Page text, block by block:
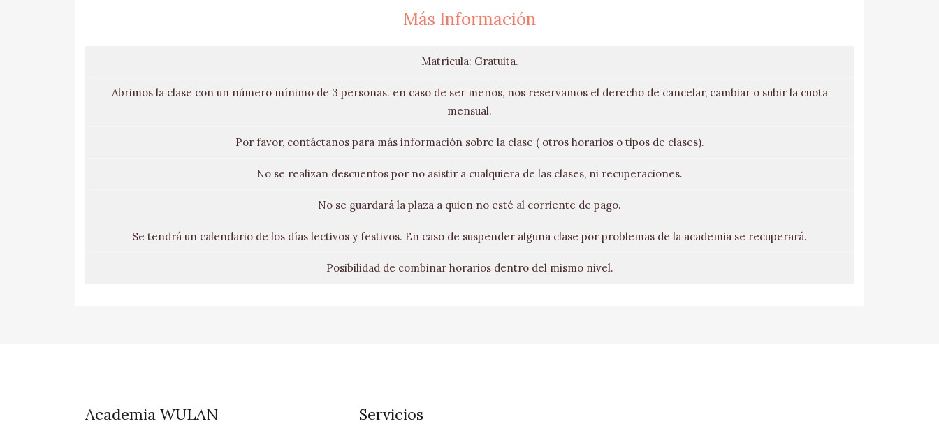
Más Información
Matrícula: Gratuita.
Abrimos la clase con un número mínimo de 3 personas. en caso de ser menos, nos reservamos el derecho de cancelar, cambiar o subir la cuota
mensual.
Por favor, contáctanos para más información sobre la clase ( otros horarios o tipos de clases).
No se realizan descuentos por no asistir a cualquiera de las clases, ni recuperaciones.
No se guardará la plaza a quien no esté al corriente de pago.
Se tendrá un calendario de los días lectivos y festivos. En caso de suspender alguna clase por problemas de la academia se recuperará.
Posibilidad de combinar horarios dentro del mismo nivel.
Academia WULAN Servicios